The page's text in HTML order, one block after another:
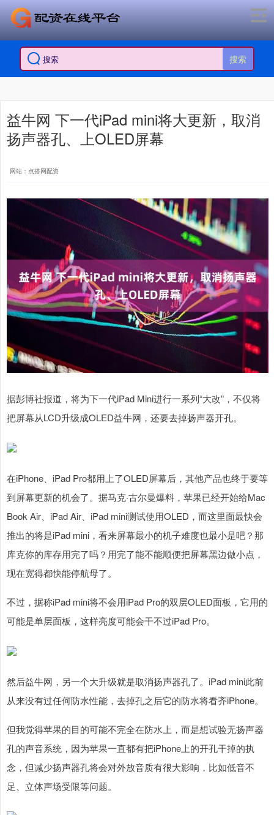
搜索
益牛网 下一代iPad mini将大更新，取消
扬声器孔、上OLED屏幕
网站：点搭网配资
据彭博社报道，将为下一代iPad Mini进行一系列“大改”，不仅将
把屏幕从LCD升级成OLED益牛网，还要去掉扬声器开孔。
在iPhone、iPad Pro都用上了OLED屏幕后，其他产品也终于要等
到屏幕更新的机会了。据马克·古尔曼爆料，苹果已经开始给Mac
Book Air、iPad Air、iPad mini测试使用OLED，而这里面最快会
推出的将是iPad mini，看来屏幕最小的机子难度也最小是吧？那
库克你的库存用完了吗？用完了能不能顺便把屏幕黑边做小点，
现在宽得都快能停航母了。
不过，据称iPad mini将不会用iPad Pro的双层OLED面板，它用的
可能是单层面板，这样亮度可能会干不过iPad Pro。
然后益牛网，另一个大升级就是取消扬声器孔了。iPad mini此前
从来没有过任何防水性能，去掉孔之后它的防水将看齐iPhone。
但我觉得苹果的目的可能不完全在防水上，而是想试验无扬声器
孔的声音系统，因为苹果一直都有把iPhone上的开孔干掉的执
念，但减少扬声器孔将会对外放音质有很大影响，比如低音不
足、立体声场受限等问题。